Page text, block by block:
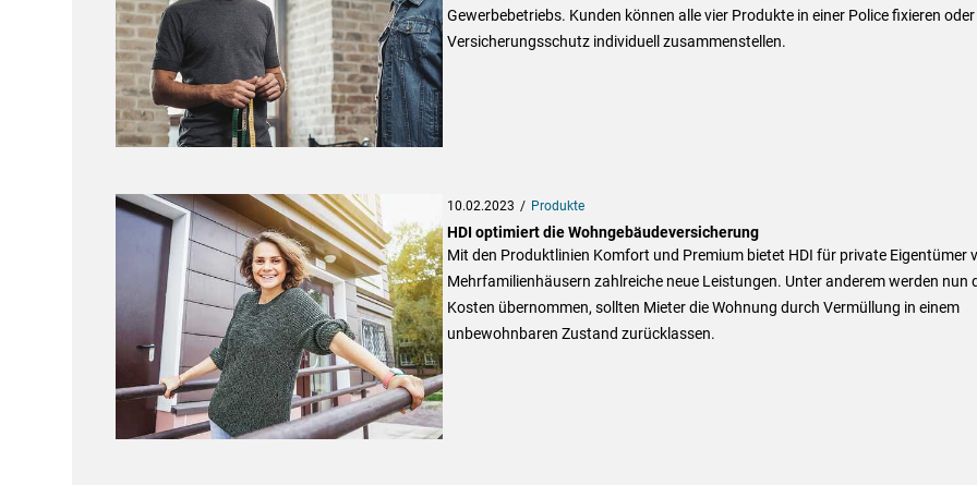
Gewerbebetriebs. Kunden können alle vier Produkte in einer Police fixieren oder
Versicherungsschutz individuell zusammenstellen.
10.02.2023 Produkte
HDI optimiert die Wohngebäudeversicherung
Mit den Produktlinien Komfort und Premium bietet HDI für private Eigentümer
Mehrfamilienhäusern zahlreiche neue Leistungen. Unter anderem werden nun
Kosten übernommen, sollten Mieter die Wohnung durch Vermüllung in einem
unbewohnbaren Zustand zurücklassen.